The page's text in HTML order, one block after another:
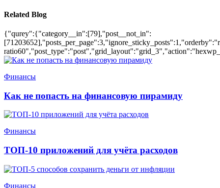
Related Blog
{"qurey":{"category__in":[79],"post__not_in":
Финансы
Как не попасть на финансовую пирамиду
Финансы
ТОП-10 приложений для учёта расходов
Финансы